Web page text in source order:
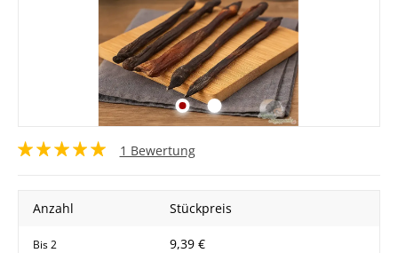
1 Bewertung
Anzahl Stückpreis
Bis2 9,39 €